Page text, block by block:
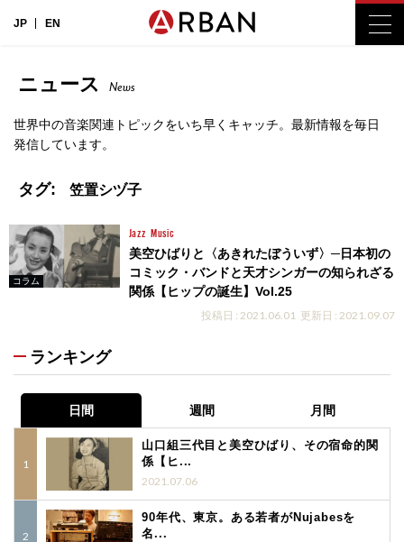
JP EN
ニュース News
世界中の音楽関連トピックをいち早くキャッチ。最新情報を毎日
発信しています。
タグ: 笠置シヅ子
コラム
Jazz Music
美空ひばりと〈あきれたぼういず〉─日本初の
コミック・バンドと天才シンガーの知られざる
関係【ヒップの誕生】Vol.25
投稿日 : 2021.06.01 更新日 : 2021.09.07
ランキング
日間 週間 月間
山口組三代目と美空ひばり、その宿命的関
係【ヒ...
2021.07.06
90年代、東京。ある若者がNujabesを
名...